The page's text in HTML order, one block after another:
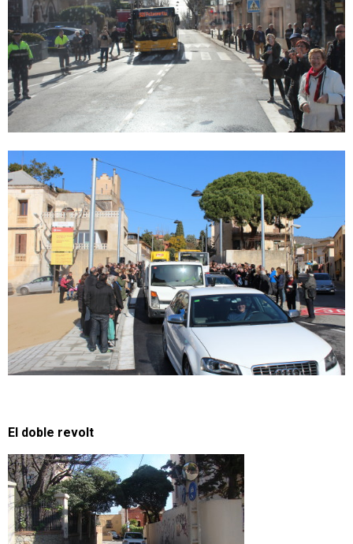
El doble revolt